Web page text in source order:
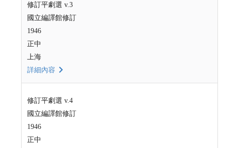
修訂平劇選 v.3
國立編譯館修訂
1946
正中
上海
詳細內容
修訂平劇選 v.4
國立編譯館修訂
1946
正中